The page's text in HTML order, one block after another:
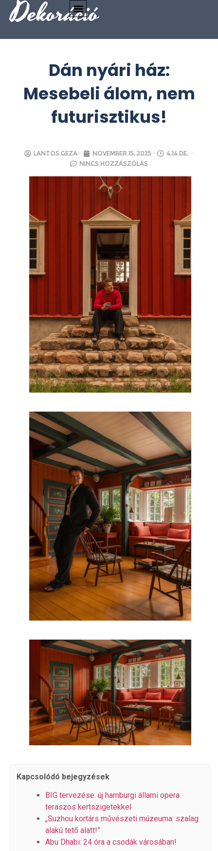
Dekoráció
Dán nyári ház:
Mesebeli álom, nem
futurisztikus!
Lantos Geza november 15, 2025
4:14 de.
Nincs hozzászólás
Kapcsolódó bejegyzések
BIG tervezése: új hamburgi állami opera
teraszos kertszigetekkel
„Suzhou kortárs művészeti múzeuma: szalag
alakú tető alatt!”
Abu Dhabi: 24 óra a csodák városában!